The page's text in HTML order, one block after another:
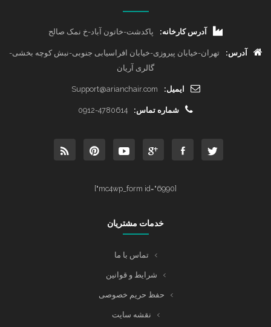
آدرس کارخانه: پاکدشت-خاتون آباد-خ نمک صالح
آدرس:
تهران-خیابان پیروزی-خیابان افراسیابی جنوبی-نبش کوچه بخشی-
گالری آریان
ایمیل: Support@arianchair.com
شماره تماس: 0912-4780614
[mc4wp_form id="6990"]
خدمات مشتریان
تماس با ما
شرایط و قوانین
حفظ حریم خصوصی
نقشه سایت